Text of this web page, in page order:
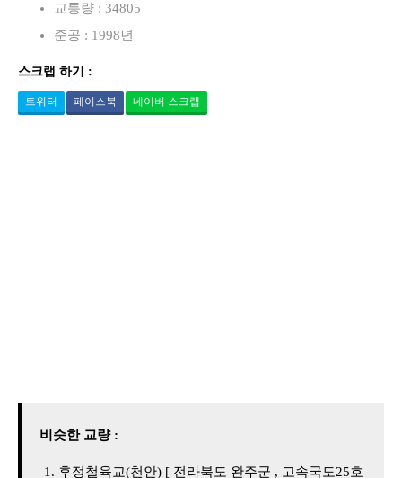
교통량 : 34805
준공 : 1998년
스크랩 하기 :
트위터 페이스북 네이버 스크랩
비슷한 교량 :
후정철육교(천안) [ 전라북도 완주군 , 고속국도25호